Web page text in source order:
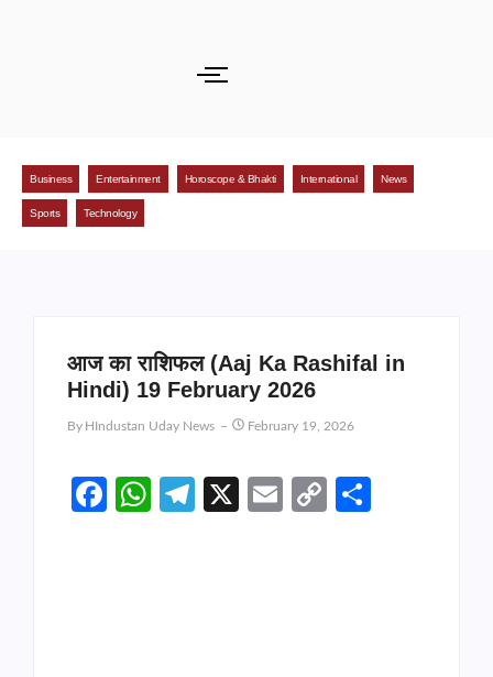
Business Entertainment Horoscope & Bhakti International News
Sports Technology
आज का राशिफल (Aaj Ka Rashifal in
Hindi) 19 February 2026
By HIndustan Uday News February 19, 2026
Facebook
WhatsApp
Telegram
X EmailCopy